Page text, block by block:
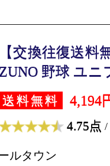
【交換往復送料
ZUNO 野球 ユニ
送料無料 4,194
4.75点 /
ルタウン